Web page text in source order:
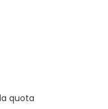
quota